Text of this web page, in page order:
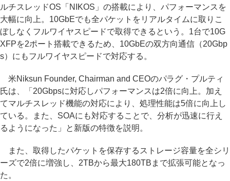
ルチスレッドOS「NIKOS」の搭載により、パフォーマンスを
大幅に向上。10GbEでも全パケットをリアルタイムに取りこ
ぼしなくフルワイヤスピードで取得できるという。1台で10G
XFPを2ポート搭載できるため、10GbEの双方向通信（20Gbp
s）にもフルワイヤスピードで対応する。
米Niksun Founder, Chairman and CEOのパラグ・プルティ
氏は、「20Gbpsに対応しパフォーマンスは2倍に向上。加え
てマルチスレッド機能の対応により、処理性能は5倍に向上し
ている。また、SOAにも対応することで、分析が迅速に行え
るようになった」と新版の特徴を説明。
また、取得したパケットを保存するストレージ容量を全シリ
ーズで2倍に増強し、2TBから最大180TBまで拡張可能となっ
た。